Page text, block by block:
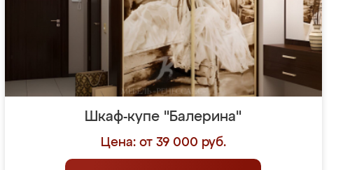
Шкаф-купе "Балерина"
Цена: от 39 000 руб.